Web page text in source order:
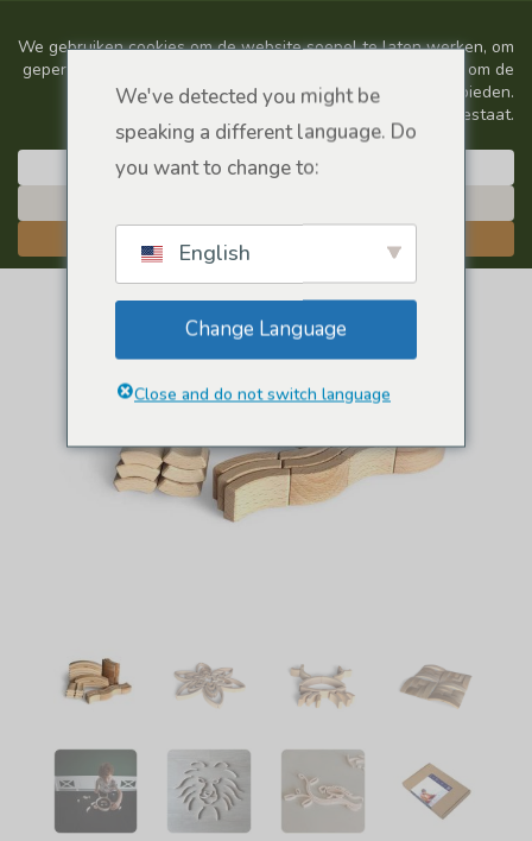
We've detected you might be
speaking a different language. Do
you want to change to:
English
Change Language
Close and do not switch language